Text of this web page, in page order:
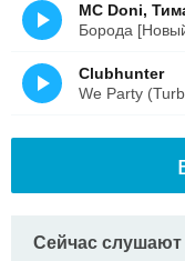
MC Doni,
Борода
Clubhunter
We Party
Сейчас слушают